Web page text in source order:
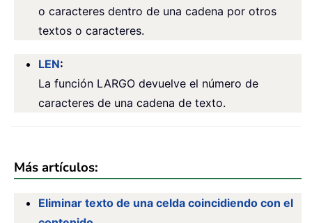
o caracteres dentro de una cadena por otros
textos o caracteres.
LEN:
La función LARGO devuelve el número de
caracteres de una cadena de texto.
Más artículos:
Eliminar texto de una celda coincidiendo con el